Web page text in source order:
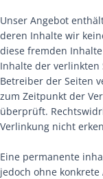
Unser Angebot
deren Inhalte wir
diese fremden
Inhalte der verlinkten
Betreiber der Seiten
zum Zeitpunkt der
überprüft.
Verlinkung nicht
Eine permanente
jedoch ohne